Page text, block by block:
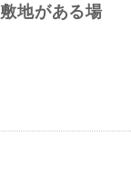
地がある場